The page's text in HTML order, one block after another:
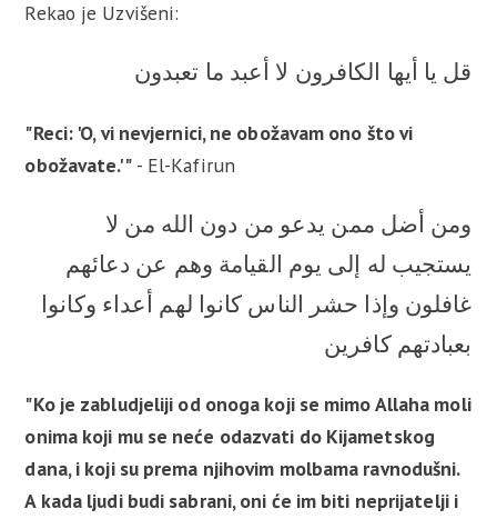
Rekao je Uzvišeni:
قل يا أيها الكافرون لا أعبد ما تعبدون
"Reci: 'O, vi nevjernici, ne obožavam ono što vi
obožavate.'"- El-Kafirun
ومن أضل ممن يدعو من دون الله من لا
يستجيب له إلى يوم القيامة وهم عن دعائهم
غافلون وإذا حشر الناس كانوا لهم أعداء وكانوا
بعبادتهم كافرين
"Ko je zabludjeliji od onoga koji se mimo Allaha moli
onima koji mu se neće odazvati do Kijametskog
dana, i koji su prema njihovim molbama ravnodušni.
A kada ljudi budi sabrani, oni će im biti neprijatelji i